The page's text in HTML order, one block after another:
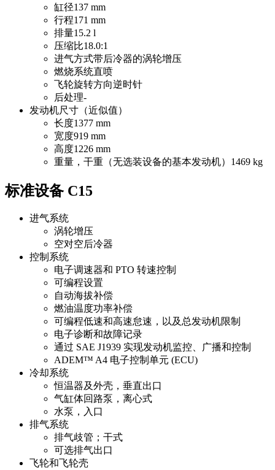
缸径137 mm
行程171 mm
排量15.2 l
压缩比18.0:1
进气方式带后冷器的涡轮增压
燃烧系统直喷
飞轮旋转方向逆时针
后处理-
发动机尺寸（近似值）
长度1377 mm
宽度919 mm
高度1226 mm
重量，干重（无选装设备的基本发动机） 1469 kg
标准设备 C15
进气系统
涡轮增压
空对空后冷器
控制系统
电子调速器和 PTO 转速控制
可编程设置
自动海拔补偿
燃油温度功率补偿
可编程低速和高速怠速，以及总发动机限制
电子诊断和故障记录
通过 SAE J1939 实现发动机监控、广播和控制
ADEM™ A4 电子控制单元 (ECU)
冷却系统
恒温器及外壳，垂直出口
气缸体回路泵，离心式
水泵，入口
排气系统
排气歧管；干式
可选排气出口
飞轮和飞轮壳